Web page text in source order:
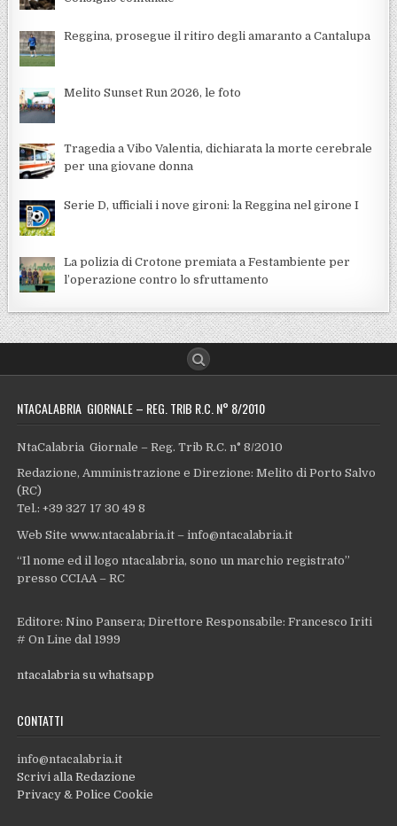
Reggina, prosegue il ritiro degli amaranto a Cantalupa
Melito Sunset Run 2026, le foto
Tragedia a Vibo Valentia, dichiarata la morte cerebrale
per una giovane donna
Serie D, ufficiali i nove gironi: la Reggina nel girone I
La polizia di Crotone premiata a Festambiente per
l’operazione contro lo sfruttamento
NTACALABRIA GIORNALE – REG. TRIB R.C. N° 8/2010
NtaCalabria Giornale – Reg. Trib R.C. n° 8/2010
Redazione, Amministrazione e Direzione: Melito di Porto Salvo
(RC)
Tel.: +39 327 17 30 49 8
Web Site www.ntacalabria.it – info@ntacalabria.it
“Il nome ed il logo ntacalabria, sono un marchio registrato”
presso CCIAA – RC
Editore: Nino Pansera; Direttore Responsabile: Francesco Iriti
# On Line dal 1999
ntacalabria su whatsapp
CONTATTI
info@ntacalabria.it
Scrivi alla Redazione
Privacy & Police Cookie